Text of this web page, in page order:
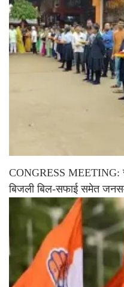
CONGRESS MEETING:
बिजली बिल-सफाई समेत